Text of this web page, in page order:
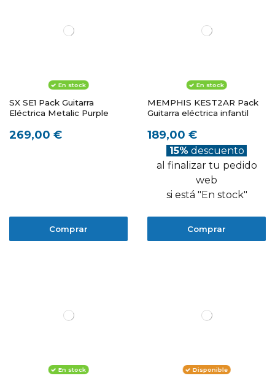
En stock
SX SE1 Pack Guitarra
Eléctrica Metalic Purple
269,00 €
Comprar
En stock
MEMPHIS KEST2AR Pack
Guitarra eléctrica infantil
189,00 €
15% descuento
al finalizar tu pedido
web
si está "En stock"
Comprar
En stock Disponible